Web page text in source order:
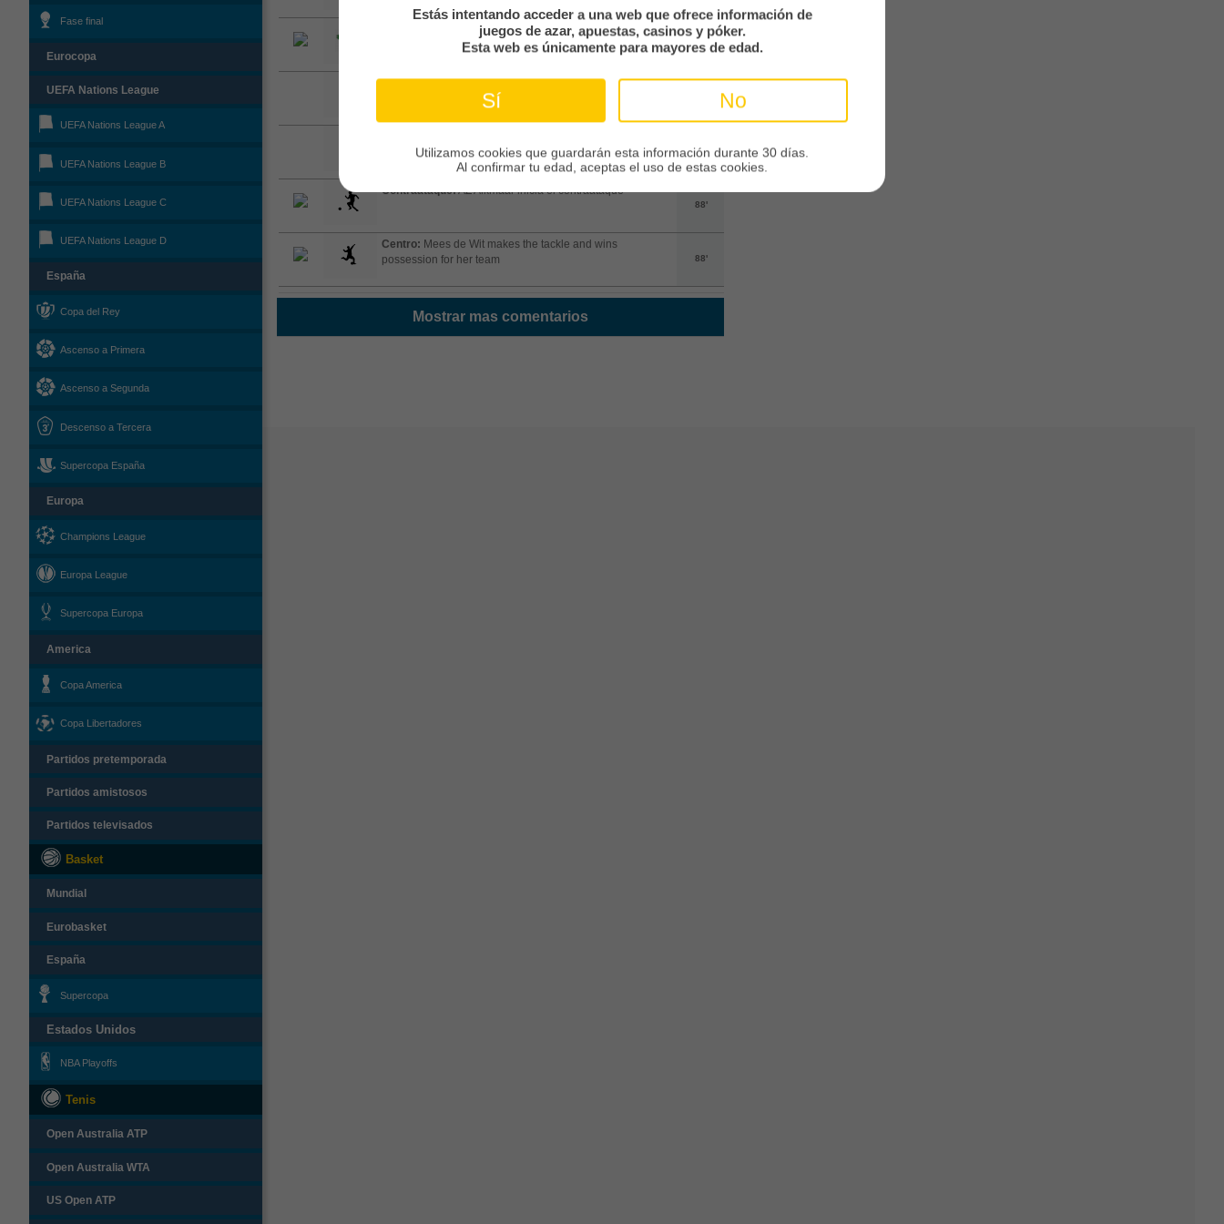
Fase final
Eurocopa
UEFA Nations League
UEFA Nations League A
UEFA Nations League B
UEFA Nations League C
UEFA Nations League D
España
Copa del Rey
Ascenso a Primera
Ascenso a Segunda
Descenso a Tercera
Supercopa España
Europa
Champions League
Europa League
Supercopa Europa
America
Copa America
Copa Libertadores
Partidos pretemporada
Partidos amistosos
Partidos televisados
Basket
Mundial
Eurobasket
España
Supercopa
Estados Unidos
NBA Playoffs
Tenis
Open Australia ATP
Open Australia WTA
US Open ATP
NEC Nijmegen saca de banda desde su
89'
Se reanuda el juego
88'
Contraataque:AZ Alkmaar inicia el contraataque
88'
Centro: Mees de Wit makes the tackle and wins
possession for her team
88'
Mostrar mas comentarios
Estás intentando acceder a una web que ofrece información de
juegos de azar, apuestas, casinos y póker.
Esta web es únicamente para mayores de edad.
Sí No
Utilizamos cookies que guardarán esta información durante 30 días.
Al confirmar tu edad, aceptas el uso de estas cookies.